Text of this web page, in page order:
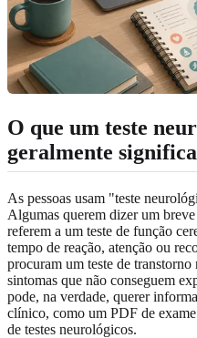
O que um teste
geralmente significa
As pessoas usam "teste
Algumas querem dizer um
referem a um teste de função
tempo de reação, atenção ou
procuram um teste de
sintomas que não conseguem
pode, na verdade, querer
clínico, como um PDF de
de testes neurológicos.